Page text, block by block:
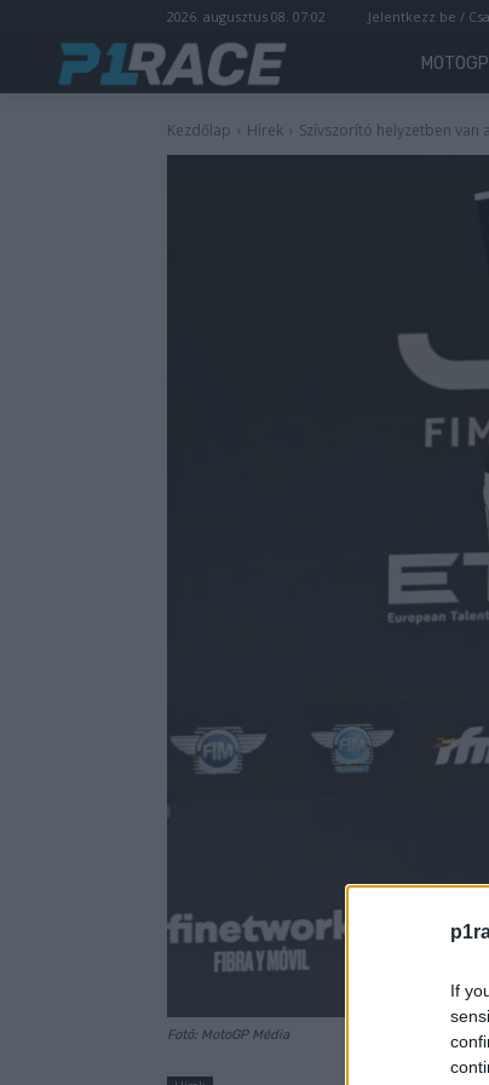
If
2026. augusztus 08. 07:02 Jelentkezz be /
MOTOGP
Kezdőlap Hírek Szívszorító helyzetben van
Fotó: MotoGP Média